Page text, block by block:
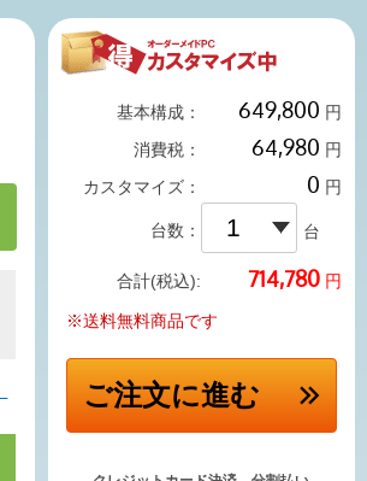
基本構成：
円
消費税：
円
カスタマイズ：
円
台数： 台
合計(税込): 円
※送料無料商品です
ご注文に進む